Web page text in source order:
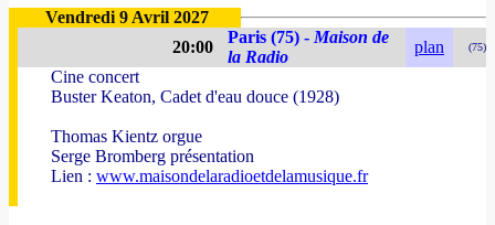
Vendredi 9 Avril 2027
20:00
Paris (75) - Maison de
la Radio
plan (75)
Cine concert
Buster Keaton, Cadet d'eau douce (1928)
Thomas Kientz orgue
Serge Bromberg présentation
Lien : www.maisondelaradioetdelamusique.fr